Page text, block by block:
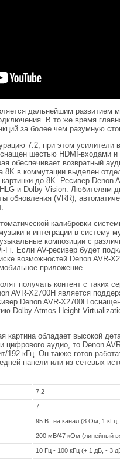
дальнейшим
В то же время
за более чем разумную
7.2, при этом
шестью HDMI-
обеспечивает возвратный
8K в коммутации выделен
до 8K. Ресивер
и Dolby Vision. Любителям
обновления (VRR),
калибровки
и интеграции в систему
композиции с
Fi. Если AV-ресивер будет
возможностей Denon AVR-
приложение.
получать контент с таких
AVR-X2700H является
Denon AVR-X2700H
Dolby Atmos Height
картина обладает высокой
цифрового аудио, то Denon
192 кГц. Он также готов
панели или из сетевых
7.2
7
95 Вт на канал (8 Ом, 1
200 мВ/47 кОм (линейный
10 Гц - 100 кГц (+ 1 дБ, - 3